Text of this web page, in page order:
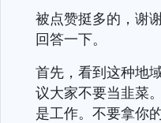
被点赞挺多的，谢
回答一下。
首先，看到这种地
议大家不要当韭菜
是工作。不要拿你